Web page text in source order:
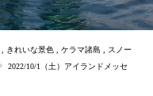
きれいな景色 ケラマ諸島
スノー
2022/10/1（土）アイランドメッセ